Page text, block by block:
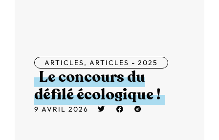
ARTICLES, ARTICLES - 2025
Le concours du
défilé écologique !
9 AVRIL 2026